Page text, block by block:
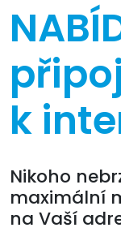
k
Nikoho
maximální
na Vaší